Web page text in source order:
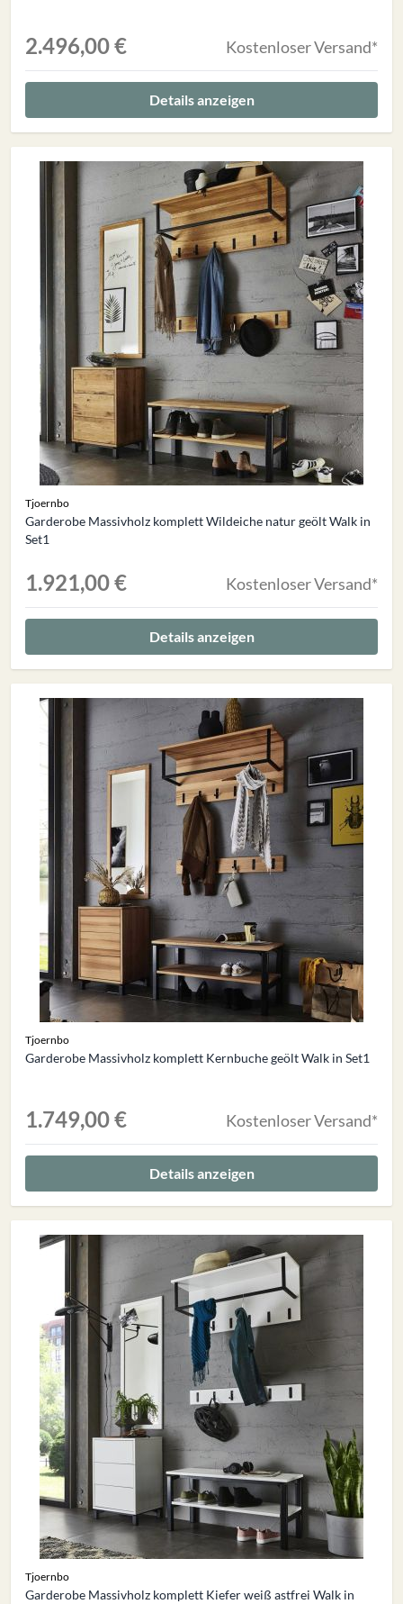
2.496,00 € Kostenloser Versand*
Details anzeigen
Tjoernbo
Garderobe Massivholz komplett Wildeiche natur geölt Walk in
Set1
1.921,00 € Kostenloser Versand*
Details anzeigen
Tjoernbo
Garderobe Massivholz komplett Kernbuche geölt Walk in Set1
1.749,00 € Kostenloser Versand*
Details anzeigen
Tjoernbo
Garderobe Massivholz komplett Kiefer weiß astfrei Walk in